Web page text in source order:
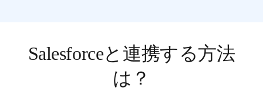
Salesforceと連携する方法
は？